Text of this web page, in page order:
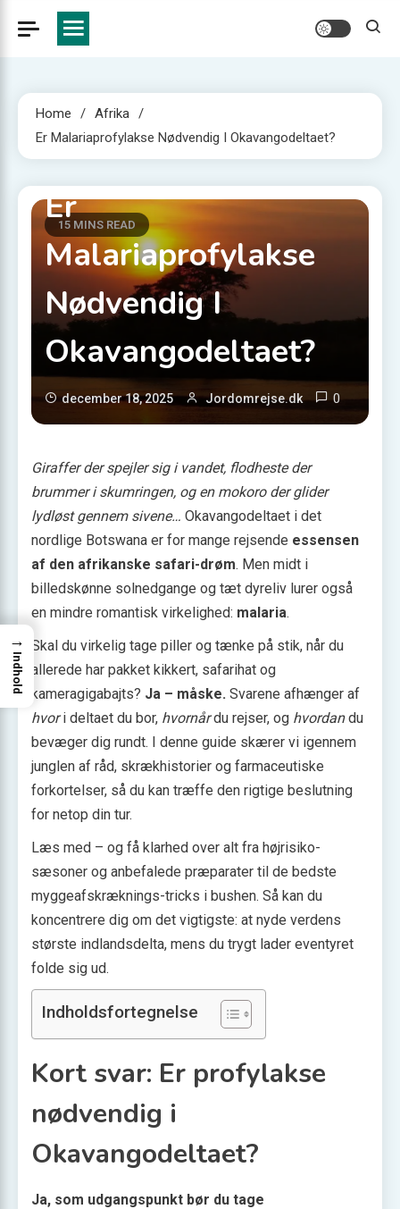
Home
Afrika
Er Malariaprofylakse Nødvendig I Okavangodeltaet?
15 MINS READ
Er
Malariaprofylakse
Nødvendig I
Okavangodeltaet?
december 18, 2025 Jordomrejse.dk 0
Giraffer der spejler sig i vandet, flodheste der
brummer i skumringen, og en mokoro der glider
lydløst gennem sivene… Okavangodeltaet i det
nordlige Botswana er for mange rejsende essensen
af den afrikanske safari-drøm. Men midt i
billedskønne solnedgange og tæt dyreliv lurer også
en mindre romantisk virkelighed: malaria.
Skal du virkelig tage piller og tænke på stik, når du
allerede har pakket kikkert, safarihat og
kameragigabajts? Ja – måske. Svarene afhænger af
hvori deltaet du bor, hvornårdu rejser, og hvordandu
bevæger dig rundt. I denne guide skærer vi igennem
junglen af råd, skrækhistorier og farmaceutiske
forkortelser, så du kan træffe den rigtige beslutning
for netop din tur.
Læs med – og få klarhed over alt fra højrisiko-
sæsoner og anbefalede præparater til de bedste
myggeafskræknings-tricks i bushen. Så kan du
koncentrere dig om det vigtigste: at nyde verdens
største indlandsdelta, mens du trygt lader eventyret
folde sig ud.
Indholdsfortegnelse
Kort svar: Er profylakse
nødvendig i
Okavangodeltaet?
Ja, som udgangspunkt bør du tage
→
Indhold